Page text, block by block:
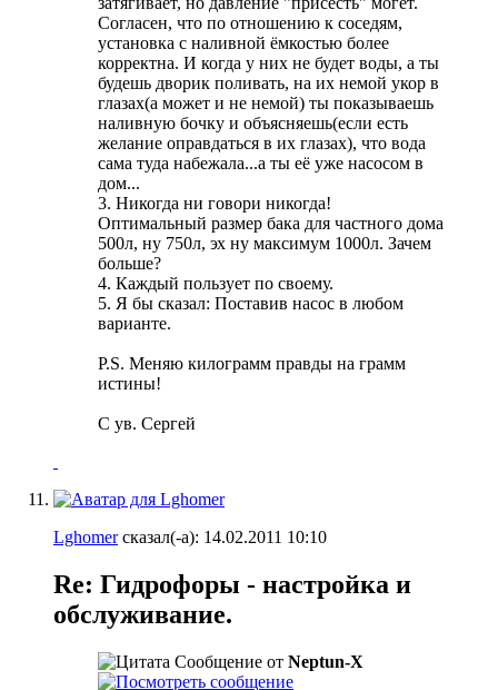
Согласен, что по отношению к соседям,
установка с наливной ёмкостью более
корректна. И когда у них не будет воды, а ты
будешь дворик поливать, на их немой укор в
глазах(а может и не немой) ты показываешь
наливную бочку и объясняешь(если есть
желание оправдаться в их глазах), что вода
сама туда набежала...а ты её уже насосом в
дом...
3. Никогда ни говори никогда!
Оптимальный размер бака для частного дома
500л, ну 750л, эх ну максимум 1000л. Зачем
больше?
4. Каждый пользует по своему.
5. Я бы сказал: Поставив насос в любом
варианте.
P.S. Меняю килограмм правды на грамм
истины!
С ув. Сергей
Lghomerсказал(-а): 14.02.2011 10:10
Re: Гидрофоры - настройка и
обслуживание.
Сообщение от Neptun-X